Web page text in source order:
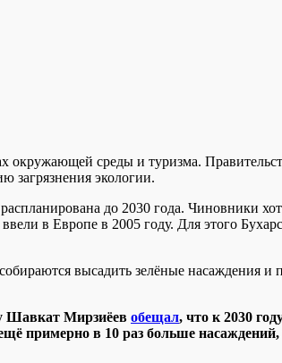
окружающей среды и туризма.
загрязнения экологии.
до 2030 года. Чиновники
в Европе в 2005 году. Для этого
высадить зелёные насаждения
Шавкат Мирзиёев обещал, что к 2030
примерно в 10 раз больше